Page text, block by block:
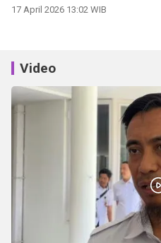
17 April 2026 13:02 WIB
Video